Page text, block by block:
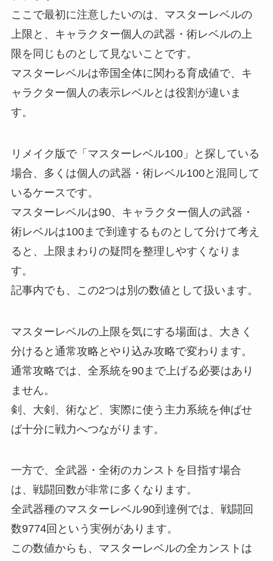
ここで最初に注意したいのは、マスターレベルの
上限と、キャラクター個人の武器・術レベルの上
限を同じものとして見ないことです。
マスターレベルは帝国全体に関わる育成値で、キ
ャラクター個人の表示レベルとは役割が違いま
す。
リメイク版で「マスターレベル100」と探している
場合、多くは個人の武器・術レベル100と混同して
いるケースです。
マスターレベルは90、キャラクター個人の武器・
術レベルは100まで到達するものとして分けて考え
ると、上限まわりの疑問を整理しやすくなりま
す。
記事内でも、この2つは別の数値として扱います。
マスターレベルの上限を気にする場面は、大きく
分けると通常攻略とやり込み攻略で変わります。
通常攻略では、全系統を90まで上げる必要はあり
ません。
剣、大剣、術など、実際に使う主力系統を伸ばせ
ば十分に戦力へつながります。
一方で、全武器・全術のカンストを目指す場合
は、戦闘回数が非常に多くなります。
全武器種のマスターレベル90到達例では、戦闘回
数9774回という実例があります。
この数値からも、マスターレベルの全カンストは